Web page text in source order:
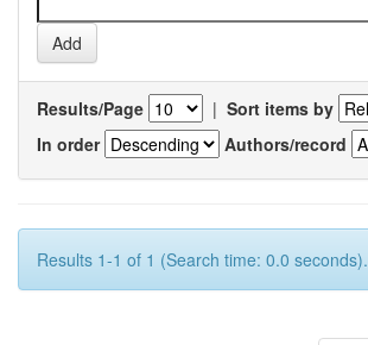
Results/Page | Sort items by
In order
Authors/record
Results 1-1 of 1 (Search time: 0.0 seconds).